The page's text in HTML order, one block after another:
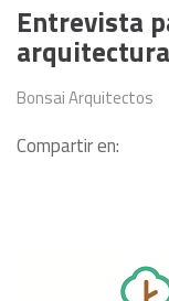
Entrevista
Bonsai Arquitectos
Compartir en: